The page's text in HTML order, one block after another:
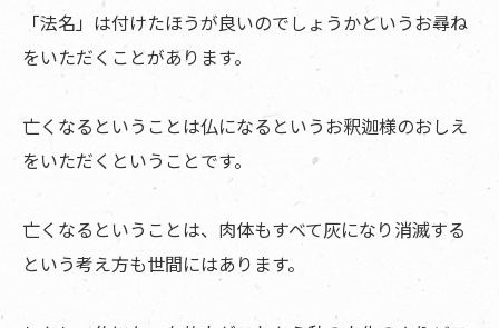
「法名」は付けたほうが良いのでしょうかというお尋ね
をいただくことがあります。
亡くなるということは仏になるというお釈迦様のおしえ
をいただくということです。
亡くなるということは、肉体もすべて灰になり消滅する
という考え方も世間にはあります。